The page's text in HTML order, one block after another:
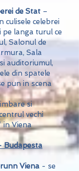
de Stat –
culisele celebrei
pe langa turul ce
Salonul de
Sala
auditoriumul,
din spatele
pun in scena
si
vechi
in Viena
Budapesta
Viena - se